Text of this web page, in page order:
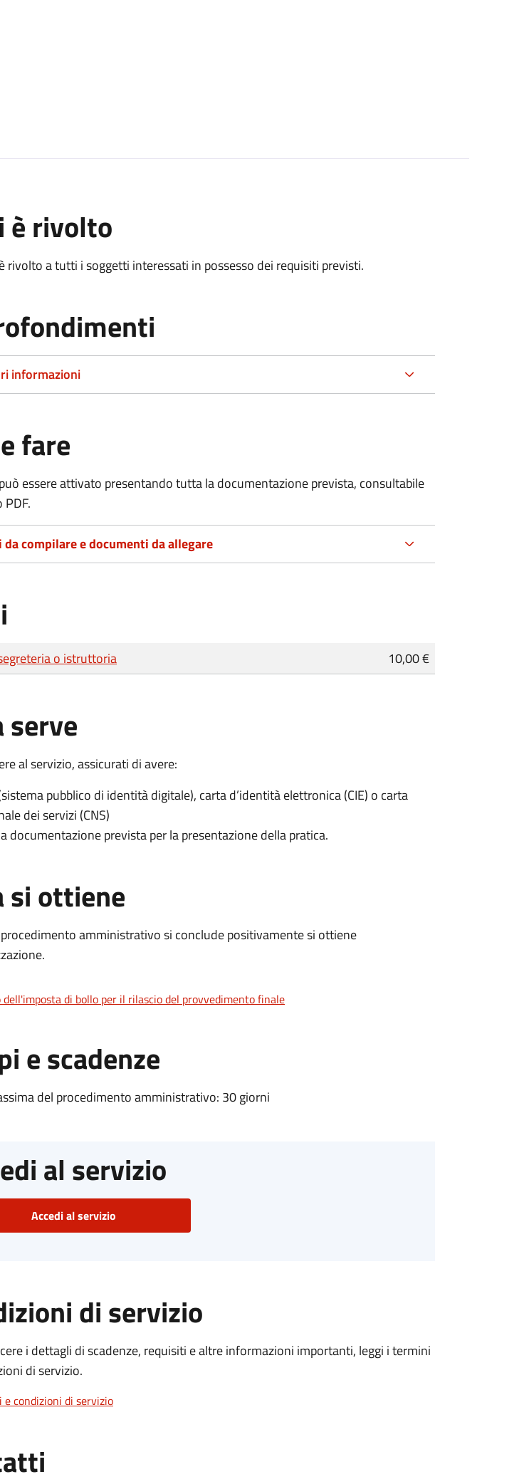
è rivolto
rivolto a tutti i soggetti interessati in possesso dei requisiti previsti.
informazioni
fare
essere attivato presentando tutta la documentazione prevista, consultabile
compilare e documenti da allegare
o istruttoria 10,00 €
serve
al servizio, assicurati di avere:
pubblico di identità digitale), carta d’identità elettronica (CIE) o carta
dei servizi (CNS)
documentazione prevista per la presentazione della pratica.
si ottiene
amministrativo si conclude positivamente si ottiene
dell'imposta di bollo per il rilascio del provvedimento finale
e scadenze
del procedimento amministrativo: 30 giorni
al servizio
Accedi al servizio
di servizio
i dettagli di scadenze, requisiti e altre informazioni importanti, leggi i termini
di servizio.
e condizioni di servizio